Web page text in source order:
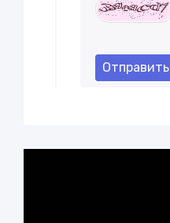
Отправить